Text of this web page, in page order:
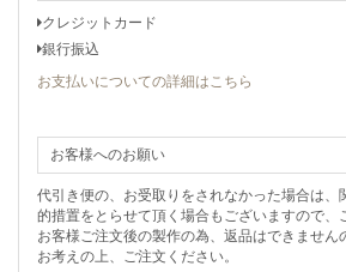
クレジットカード
銀行振込
お支払いについての詳細はこちら
お客様へのお願い
代引き便の、お受取りをされなかった場合は、
的措置をとらせて頂く場合もございますので、
お客様ご注文後の製作の為、返品はできません
お考えの上、ご注文ください。